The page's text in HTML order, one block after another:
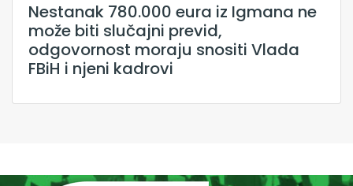
Nestanak 780.000 eura iz Igmana ne
može biti slučajni previd,
odgovornost moraju snositi Vlada
FBiH i njeni kadrovi